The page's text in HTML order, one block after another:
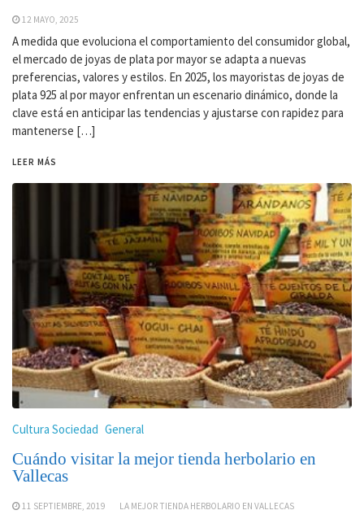
12 MAYO, 2025
A medida que evoluciona el comportamiento del consumidor global,
el mercado de joyas de plata por mayor se adapta a nuevas
preferencias, valores y estilos. En 2025, los mayoristas de joyas de
plata 925 al por mayor enfrentan un escenario dinámico, donde la
clave está en anticipar las tendencias y ajustarse con rapidez para
mantenerse […]
LEER MÁS
Cultura Sociedad General
Cuándo visitar la mejor tienda herbolario en
Vallecas
11 SEPTIEMBRE, 2019 LA MEJOR TIENDA HERBOLARIO EN VALLECAS